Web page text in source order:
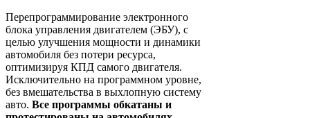
Перепрограммирование электронного
блока управления двигателем (ЭБУ), с
целью улучшения мощности и динамики
автомобиля без потери ресурса,
оптимизируя КПД самого двигателя.
Исключительно на программном уровне,
без вмешательства в выхлопную систему
авто. Все программы обкатаны и